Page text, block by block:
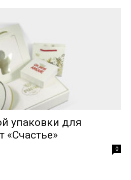
упаковки для
«Счастье»
0